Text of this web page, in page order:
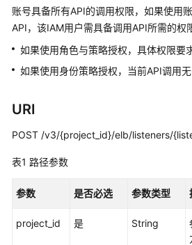
践
参
考
前
读
览
账号具备所有API的调用权限，如果使用
API，该IAM用户需具备调用API所需的权
如果使用角色与策略授权，具体权限要
如果使用身份策略授权，当前API调用无
URI
POST /v3/{project_id}/elb/listeners/
表1 路径参数
参数 是否必选 参数类型
project_id 是 String